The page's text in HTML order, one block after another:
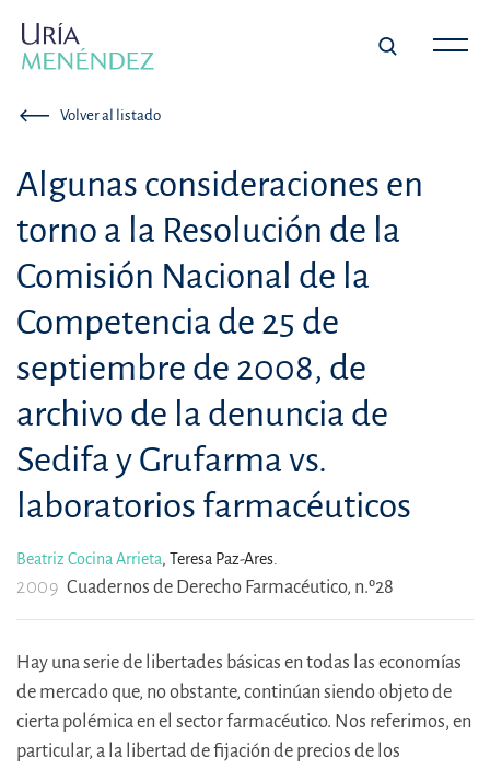
Volver al listado
Algunas consideraciones en
torno a la Resolución de la
Comisión Nacional de la
Competencia de 25 de
septiembre de 2008, de
archivo de la denuncia de
Sedifa y Grufarma vs.
laboratorios farmacéuticos
Beatriz Cocina Arrieta, Teresa Paz-Ares.
2009 Cuadernos de Derecho Farmacéutico, n.º28
Hay una serie de libertades básicas en todas las economías
de mercado que, no obstante, continúan siendo objeto de
cierta polémica en el sector farmacéutico. Nos referimos, en
particular, a la libertad de fijación de precios de los